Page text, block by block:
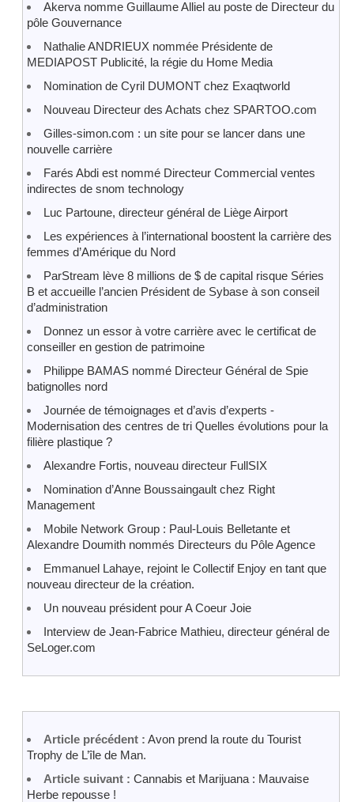
Akerva nomme Guillaume Alliel au poste de Directeur du
pôle Gouvernance
Nathalie ANDRIEUX nommée Présidente de
MEDIAPOST Publicité, la régie du Home Media
Nomination de Cyril DUMONT chez Exaqtworld
Nouveau Directeur des Achats chez SPARTOO.com
Gilles-simon.com : un site pour se lancer dans une
nouvelle carrière
Farés Abdi est nommé Directeur Commercial ventes
indirectes de snom technology
Luc Partoune, directeur général de Liège Airport
Les expériences à l’international boostent la carrière des
femmes d’Amérique du Nord
ParStream lève 8 millions de $ de capital risque Séries
B et accueille l’ancien Président de Sybase à son conseil
d’administration
Donnez un essor à votre carrière avec le certificat de
conseiller en gestion de patrimoine
Philippe BAMAS nommé Directeur Général de Spie
batignolles nord
Journée de témoignages et d’avis d’experts -
Modernisation des centres de tri Quelles évolutions pour la
filière plastique ?
Alexandre Fortis, nouveau directeur FullSIX
Nomination d’Anne Boussaingault chez Right
Management
Mobile Network Group : Paul-Louis Belletante et
Alexandre Doumith nommés Directeurs du Pôle Agence
Emmanuel Lahaye, rejoint le Collectif Enjoy en tant que
nouveau directeur de la création.
Un nouveau président pour A Coeur Joie
Interview de Jean-Fabrice Mathieu, directeur général de
SeLoger.com
Article précédent : Avon prend la route du Tourist
Trophy de L’île de Man.
Article suivant : Cannabis et Marijuana : Mauvaise
Herbe repousse !